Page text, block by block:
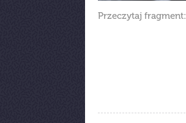
Przeczytaj fragment: